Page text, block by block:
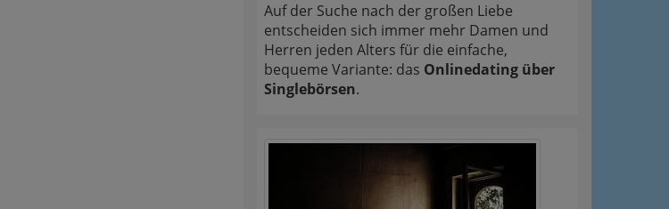
Auf der Suche nach der großen Liebe
entscheiden sich immer mehr Damen und
Herren jeden Alters für die einfache,
bequeme Variante: das Onlinedating über
Singlebörsen.